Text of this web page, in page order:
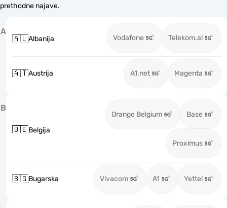
prethodne najave.
A
🇦🇱Albanija Vodafone Telekom.al
🇦🇹Austrija A1.net Magenta
B
🇧🇪Belgija
Orange Belgium Base
Proximus
🇧🇬Bugarska Vivacom A1 Yettel